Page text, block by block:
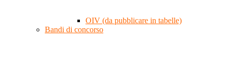
OIV (da pubblicare in tabelle)
Bandi di concorso